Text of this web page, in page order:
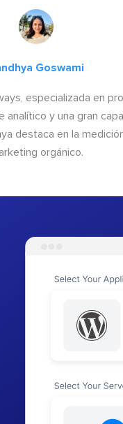
Goswami
especializada en
y una gran
destaca en la
orgánico.